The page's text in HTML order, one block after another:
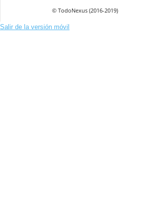
© TodoNexus (2016-2019)
Salir de la versión móvil